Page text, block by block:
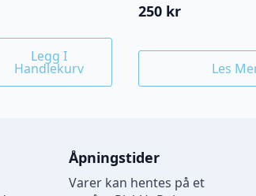
Legg I
Handlekurv
250 kr
Les
Åpningstider
Varer kan hentes på et